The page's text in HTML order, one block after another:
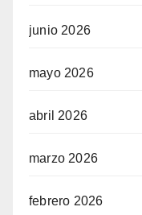
junio 2026
mayo 2026
abril 2026
marzo 2026
febrero 2026